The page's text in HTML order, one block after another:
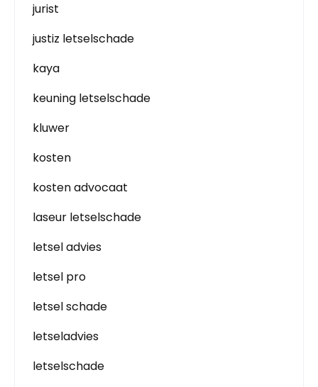
jurist
justiz letselschade
kaya
keuning letselschade
kluwer
kosten
kosten advocaat
laseur letselschade
letsel advies
letsel pro
letsel schade
letseladvies
letselschade